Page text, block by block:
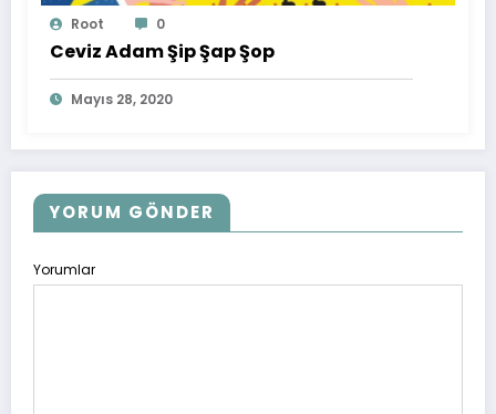
Root 0
Ceviz Adam Şip Şap Şop
Mayıs 28, 2020
YORUM GÖNDER
Yorumlar